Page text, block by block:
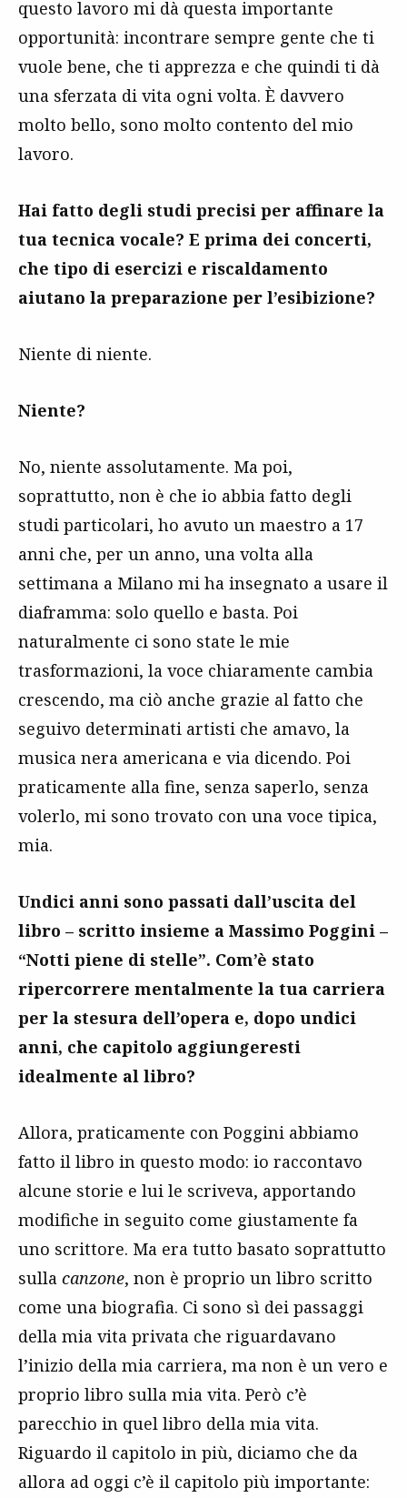
questo lavoro mi dà questa importante
opportunità: incontrare sempre gente che ti
vuole bene, che ti apprezza e che quindi ti dà
una sferzata di vita ogni volta. È davvero
molto bello, sono molto contento del mio
lavoro.
Hai fatto degli studi precisi per affinare la
tua tecnica vocale? E prima dei concerti,
che tipo di esercizi e riscaldamento
aiutano la preparazione per l’esibizione?
Niente di niente.
Niente?
No, niente assolutamente. Ma poi,
soprattutto, non è che io abbia fatto degli
studi particolari, ho avuto un maestro a 17
anni che, per un anno, una volta alla
settimana a Milano mi ha insegnato a usare il
diaframma: solo quello e basta. Poi
naturalmente ci sono state le mie
trasformazioni, la voce chiaramente cambia
crescendo, ma ciò anche grazie al fatto che
seguivo determinati artisti che amavo, la
musica nera americana e via dicendo. Poi
praticamente alla fine, senza saperlo, senza
volerlo, mi sono trovato con una voce tipica,
mia.
Undici anni sono passati dall’uscita del
libro – scritto insieme a Massimo Poggini –
“Notti piene di stelle”. Com’è stato
ripercorrere mentalmente la tua carriera
per la stesura dell’opera e, dopo undici
anni, che capitolo aggiungeresti
idealmente al libro?
Allora, praticamente con Poggini abbiamo
fatto il libro in questo modo: io raccontavo
alcune storie e lui le scriveva, apportando
modifiche in seguito come giustamente fa
uno scrittore. Ma era tutto basato soprattutto
sulla canzone, non è proprio un libro scritto
come una biografia. Ci sono sì dei passaggi
della mia vita privata che riguardavano
l’inizio della mia carriera, ma non è un vero e
proprio libro sulla mia vita. Però c’è
parecchio in quel libro della mia vita.
Riguardo il capitolo in più, diciamo che da
allora ad oggi c’è il capitolo più importante: